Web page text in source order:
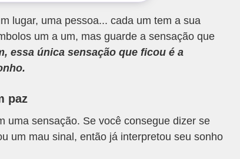
lugar, uma pessoa... cada um tem a sua
um a um, mas guarde a sensação que
essa única sensação que ficou é a
paz
uma sensação. Se você consegue dizer se
um mau sinal, então já interpretou seu sonho